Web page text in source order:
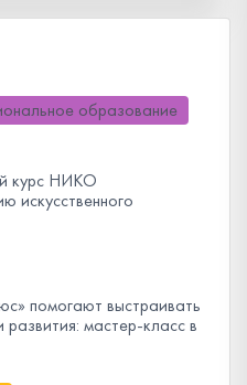
образование
курс НИКО
искусственного
помогают выстраивать
мастер-класс в